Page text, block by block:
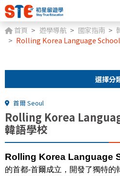
首頁 遊學導航 國家指南
Rolling Korea Language
選擇分
首爾 Seoul
Rolling Korea
韓語學校
Rolling Korea Language
的首都-首爾成立， 開發了獨特的